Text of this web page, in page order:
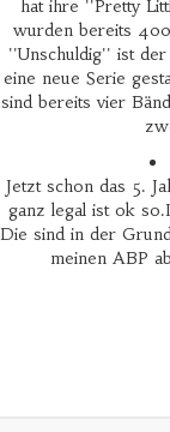
hat ihre ''Pretty
wurden bereits
''Unschuldig'' ist der
eine neue Serie
sind bereits vier
Jetzt schon das 5.
ganz legal ist ok
Die sind in der
meinen ABP